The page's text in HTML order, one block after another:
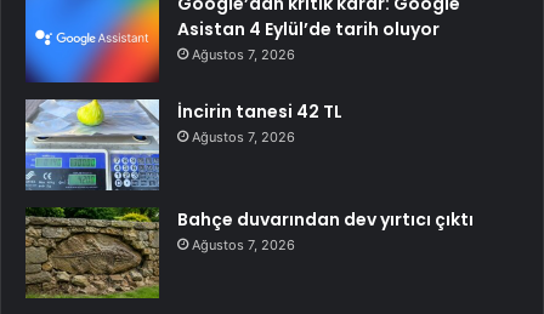
Asistan 4 Eylül’de tarih oluyor
Ağustos 7, 2026
İncirin tanesi 42 TL
Ağustos 7, 2026
Bahçe duvarından dev yırtıcı çıktı
Ağustos 7, 2026